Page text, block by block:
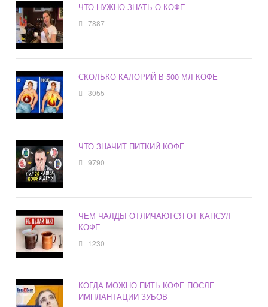
ЧТО НУЖНО ЗНАТЬ О КОФЕ
7887
СКОЛЬКО КАЛОРИЙ В 500 МЛ КОФЕ
3055
ЧТО ЗНАЧИТ ПИТКИЙ КОФЕ
9790
ЧЕМ ЧАЛДЫ ОТЛИЧАЮТСЯ ОТ КАПСУЛ
КОФЕ
1230
КОГДА МОЖНО ПИТЬ КОФЕ ПОСЛЕ
ИМПЛАНТАЦИИ ЗУБОВ